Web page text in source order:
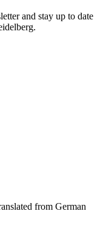
and stay up to date
from German